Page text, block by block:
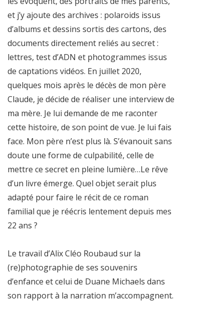
et j’y ajoute des archives : polaroids issus
d’albums et dessins sortis des cartons, des
documents directement reliés au secret :
lettres, test d’ADN et photogrammes issus
de captations vidéos. En juillet 2020,
quelques mois après le décès de mon père
Claude, je décide de réaliser une interview de
ma mère. Je lui demande de me raconter
cette histoire, de son point de vue. Je lui fais
face. Mon père n’est plus là. S’évanouit sans
doute une forme de culpabilité, celle de
mettre ce secret en pleine lumière…Le rêve
d’un livre émerge. Quel objet serait plus
adapté pour faire le récit de ce roman
familial que je réécris lentement depuis mes
22 ans ?
Le travail d’Alix Cléo Roubaud sur la
(re)photographie de ses souvenirs
d’enfance et celui de Duane Michaels dans
son rapport à la narration m’accompagnent.